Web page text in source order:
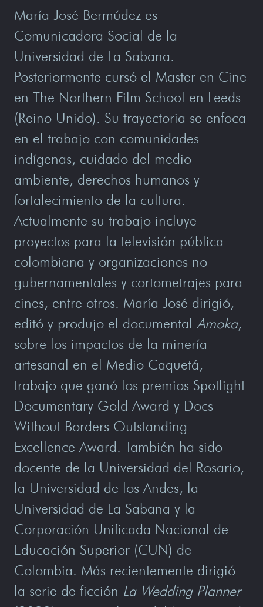
María José Bermúdez es
Comunicadora Social de la
Universidad de La Sabana.
Posteriormente cursó el Master en Cine
en The Northern Film School en Leeds
(Reino Unido). Su trayectoria se enfoca
en el trabajo con comunidades
indígenas, cuidado del medio
ambiente, derechos humanos y
fortalecimiento de la cultura.
Actualmente su trabajo incluye
proyectos para la televisión pública
colombiana y organizaciones no
gubernamentales y cortometrajes para
cines, entre otros. María José dirigió,
editó y produjo el documental Amoka,
sobre los impactos de la minería
artesanal en el Medio Caquetá,
trabajo que ganó los premios Spotlight
Documentary Gold Award y Docs
Without Borders Outstanding
Excellence Award. También ha sido
docente de la Universidad del Rosario,
la Universidad de los Andes, la
Universidad de La Sabana y la
Corporación Unificada Nacional de
Educación Superior (CUN) de
Colombia. Más recientemente dirigió
la serie de ficción La Wedding Planner